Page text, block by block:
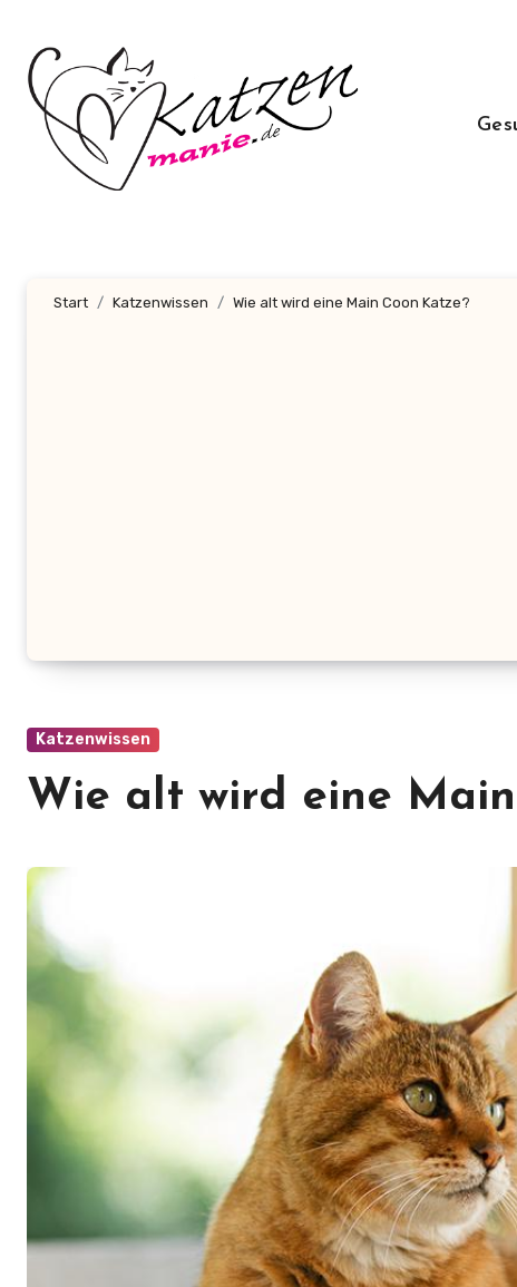
Inhalt
springen
Start Katzenwissen Wie alt wird eine Main Coon Katze?
Katzenwissen
Wie alt wird eine